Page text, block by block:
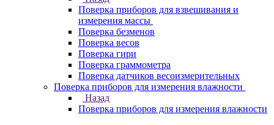
Поверка приборов для взвешивания и
измерения массы
Поверка безменов
Поверка весов
Поверка гири
Поверка граммометра
Поверка датчиков весоизмерительных
Поверка приборов для измерения влажности
Назад
Поверка приборов для измерения влажности